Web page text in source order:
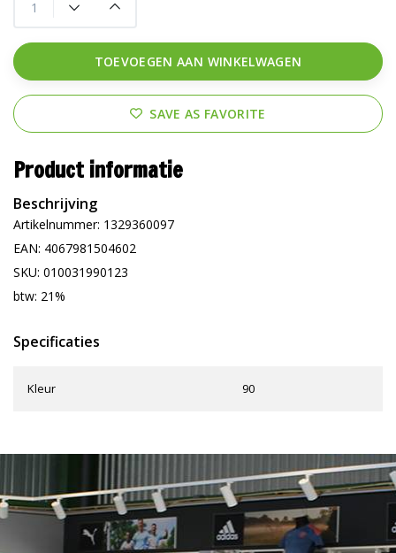
TOEVOEGEN AAN WINKELWAGEN
SAVE AS FAVORITE
Product informatie
Beschrijving
Artikelnummer: 1329360097
EAN: 4067981504602
SKU: 010031990123
btw: 21%
Specificaties
Kleur 90